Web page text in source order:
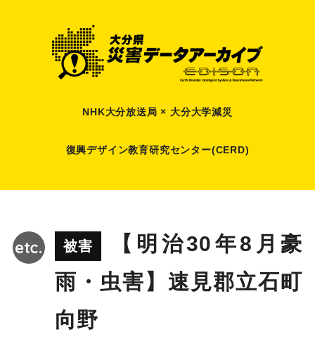
NHK大分放送局 × 大分大学減災
復興デザイン教育研究センター(CERD)
被害
【明治30年8月豪
雨・虫害】速見郡立石町
向野